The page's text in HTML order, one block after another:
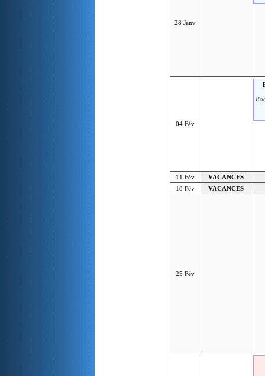
28 Janv
04 Fév
11 Fév
VACANCES
18 Fév
VACANCES
25 Fév